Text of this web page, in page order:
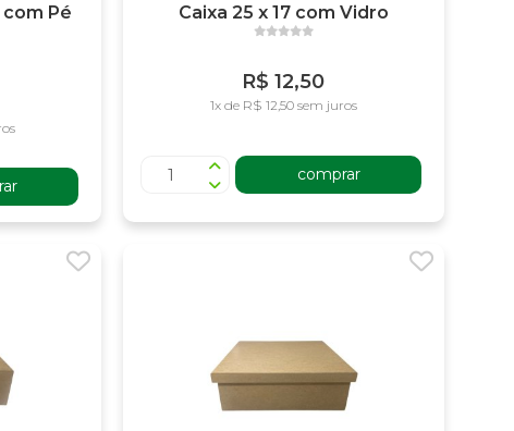
Pé
Caixa 25 x 17 com Vidro
R$ 12,50
1x de R$ 12,50 sem juros
comprar